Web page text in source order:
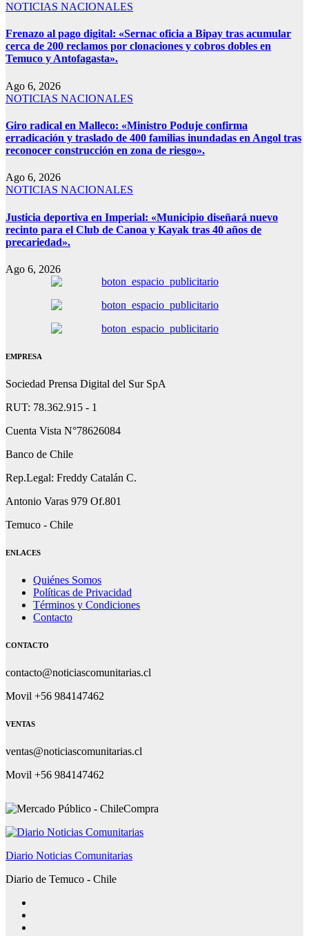
NOTICIAS NACIONALES
Frenazo al pago digital: «Sernac oficia a Bipay tras acumular
cerca de 200 reclamos por clonaciones y cobros dobles en
Temuco y Antofagasta».
Ago 6, 2026
NOTICIAS NACIONALES
Giro radical en Malleco: «Ministro Poduje confirma
erradicación y traslado de 400 familias inundadas en Angol tras
reconocer construcción en zona de riesgo».
Ago 6, 2026
NOTICIAS NACIONALES
Justicia deportiva en Imperial: «Municipio diseñará nuevo
recinto para el Club de Canoa y Kayak tras 40 años de
precariedad».
Ago 6, 2026
EMPRESA
Sociedad Prensa Digital del Sur SpA
RUT: 78.362.915 - 1
Cuenta Vista N°78626084
Banco de Chile
Rep.Legal: Freddy Catalán C.
Antonio Varas 979 Of.801
Temuco - Chile
ENLACES
Quiénes Somos
Políticas de Privacidad
Términos y Condiciones
Contacto
CONTACTO
contacto@noticiascomunitarias.cl
Movil +56 984147462
VENTAS
ventas@noticiascomunitarias.cl
Movil +56 984147462
Diario Noticias Comunitarias
Diario de Temuco - Chile